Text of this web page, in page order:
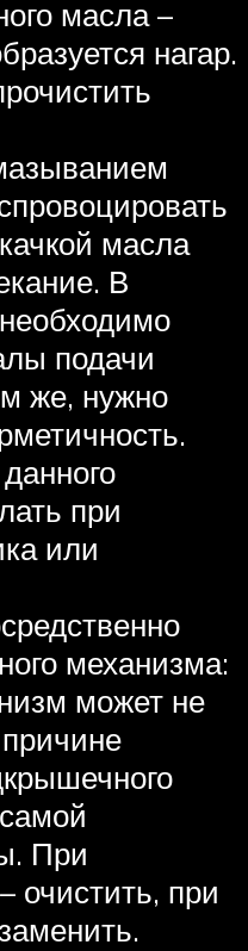
масла –
нагар.
масла
В
подачи
же, нужно
при
или
механизма:
может не
При
очистить, при